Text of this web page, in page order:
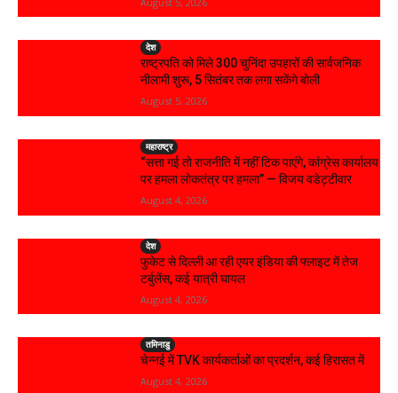
देश
राष्ट्रपति को मिले 300 चुनिंदा उपहारों की सार्वजनिक
नीलामी शुरू, 5 सितंबर तक लगा सकेंगे बोली
August 5, 2026
महाराष्ट्र
“सत्ता गई तो राजनीति में नहीं टिक पाएंगे, कांग्रेस कार्यालय
पर हमला लोकतंत्र पर हमला” — विजय वडेट्टीवार
August 4, 2026
देश
फुकेट से दिल्ली आ रही एयर इंडिया की फ्लाइट में तेज
टर्बुलेंस, कई यात्री घायल
August 4, 2026
तमिनाडु
चेन्नई में TVK कार्यकर्ताओं का प्रदर्शन, कई हिरासत में
August 4, 2026